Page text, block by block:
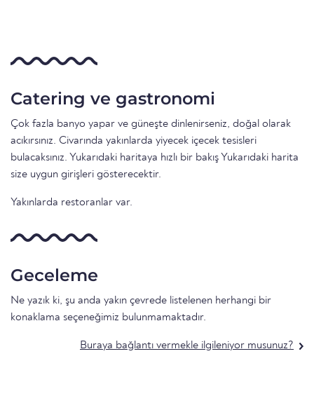
Catering ve gastronomi
Çok fazla banyo yapar ve güneşte dinlenirseniz, doğal olarak
acıkırsınız. Civarında yakınlarda yiyecek içecek tesisleri
bulacaksınız. Yukarıdaki haritaya hızlı bir bakış Yukarıdaki harita
size uygun girişleri gösterecektir.
Yakınlarda restoranlar var.
Geceleme
Ne yazık ki, şu anda yakın çevrede listelenen herhangi bir
konaklama seçeneğimiz bulunmamaktadır.
Buraya bağlantı vermekle ilgileniyor musunuz?